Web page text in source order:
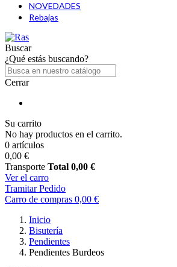
NOVEDADES
Rebajas
Buscar
¿Qué estás buscando?
Cerrar
Su carrito
No hay productos en el carrito.
0 artículos
0,00 €
Transporte Total 0,00 €
Ver el carro
Tramitar Pedido
Carro de compras 0,00 €
Inicio
Bisutería
Pendientes
Pendientes Burdeos